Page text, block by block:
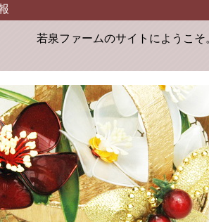
若泉ファームのサイトにようこそ